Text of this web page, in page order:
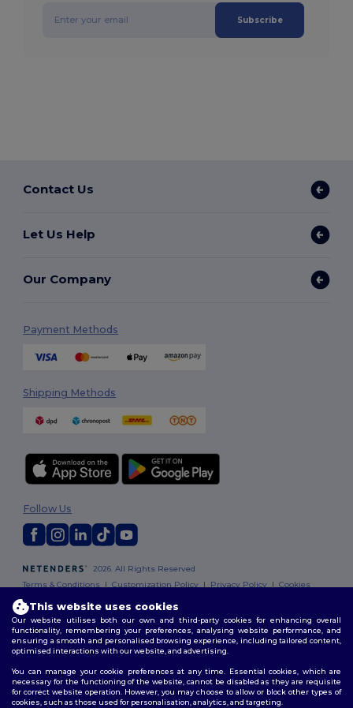
Subscribe
Contact Us
Let Us Help
Our Company
Payment Methods
Shipping Methods
2026. All Rights Reserved
Terms & Conditions |Customization Policy | Privacy Policy |Cookies
Follow Us
This website uses cookies
Our website utilises both our own and third-party cookies for enhancing overall
functionality, remembering your preferences, analysing website performance, and
ensuring a smooth and personalised browsing experience, including tailored content,
optimised interactions with our website, and advertising.
You can manage your cookie preferences at any time. Essential cookies, which are
necessary for the functioning of the website, cannot be disabled as they are requisite
for correct website operation. However, you may choose to allow or block other types of
cookies, such as those used for personalisation, analytics, and targeting.